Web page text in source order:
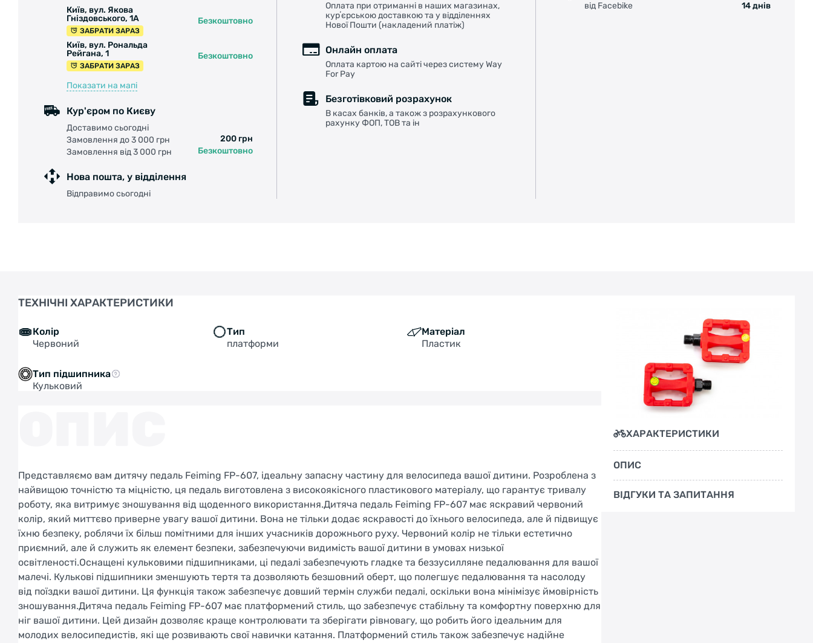
Київ, вул. Якова
Гніздовського, 1А
ЗАБРАТИ ЗАРАЗ
Безкоштовно
Київ, вул. Рональда
Рейгана, 1
ЗАБРАТИ ЗАРАЗ
Безкоштовно
Показати на мапі
Кур'єром по Києву
Доставимо сьогодні
Замовлення до 3 000 грн
200 грн
Замовлення від 3 000 грн
Безкоштовно
Нова пошта, у відділення
Відправимо сьогодні
Оплата при отриманні в наших магазинах,
курʼєрською доставкою та у відділеннях
Нової Пошти (накладений платіж)
Онлайн оплата
Оплата картою на сайті через систему Way
For Pay
Безготівковий розрахунок
В касах банків, а також з розрахункового
рахунку ФОП, ТОВ та ін
від Facebike 14 днів
ТЕХНІЧНІ ХАРАКТЕРИСТИКИ
Колір
Червоний
Тип
платформи
Матеріал
Пластик
Тип підшипника
Кульковий
Представляємо вам дитячу педаль Feiming FP-607, ідеальну запасну частину для велосипеда вашої дитини. Розроблена з
найвищою точністю та міцністю, ця педаль виготовлена з високоякісного пластикового матеріалу, що гарантує тривалу
роботу, яка витримує зношування від щоденного використання.Дитяча педаль Feiming FP-607 має яскравий червоний
колір, який миттєво приверне увагу вашої дитини. Вона не тільки додає яскравості до їхнього велосипеда, але й підвищує
їхню безпеку, роблячи їх більш помітними для інших учасників дорожнього руху. Червоний колір не тільки естетично
приємний, але й служить як елемент безпеки, забезпечуючи видимість вашої дитини в умовах низької
освітленості.Оснащені кульковими підшипниками, ці педалі забезпечують гладке та беззусилляне педалювання для вашої
малечі. Кулькові підшипники зменшують тертя та дозволяють безшовний оберт, що полегшує педалювання та насолоду
від поїздки вашої дитини. Ця функція також забезпечує довший термін служби педалі, оскільки вона мінімізує ймовірність
зношування.Дитяча педаль Feiming FP-607 має платформений стиль, що забезпечує стабільну та комфортну поверхню для
ніг вашої дитини. Цей дизайн дозволяє краще контролювати та зберігати рівновагу, що робить його ідеальним для
молодих велосипедистів, які ще розвивають свої навички катання. Платформений стиль також забезпечує надійне
ХАРАКТЕРИСТИКИ
ОПИС
ВІДГУКИ ТА ЗАПИТАННЯ
Welcome!
Do you want to switch to the Dutch version of the site or
stay on the Ukrainian version?
SWITCH TO FACEBIKE.NL
STAY ON FACEBIKE.UA